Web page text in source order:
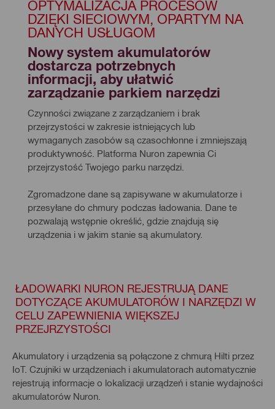
OPTYMALIZACJA PROCESÓW
DZIĘKI SIECIOWYM, OPARTYM NA
DANYCH USŁUGOM
Nowy system akumulatorów
dostarcza potrzebnych
informacji, aby ułatwić
zarządzanie parkiem narzędzi
Czynności związane z zarządzaniem i brak
przejrzystości w zakresie istniejących lub
wymaganych zasobów są czasochłonne i zmniejszają
produktywność. Platforma Nuron zapewnia Ci
przejrzystość Twojego parku narzędzi.
Zgromadzone dane są zapisywane w akumulatorze i
przesyłane do chmury podczas ładowania. Dane te
pozwalają wstępnie określić, gdzie znajdują się
urządzenia i w jakim stanie są akumulatory.
ŁADOWARKI NURON REJESTRUJĄ DANE
DOTYCZĄCE AKUMULATORÓW I NARZĘDZI W
CELU ZAPEWNIENIA WIĘKSZEJ
PRZEJRZYSTOŚCI
Akumulatory i urządzenia są połączone z chmurą Hilti przez
IoT. Czujniki w urządzeniach i akumulatorach automatycznie
rejestrują informacje o lokalizacji urządzeń i stanie wydajności
akumulatorów Nuron.